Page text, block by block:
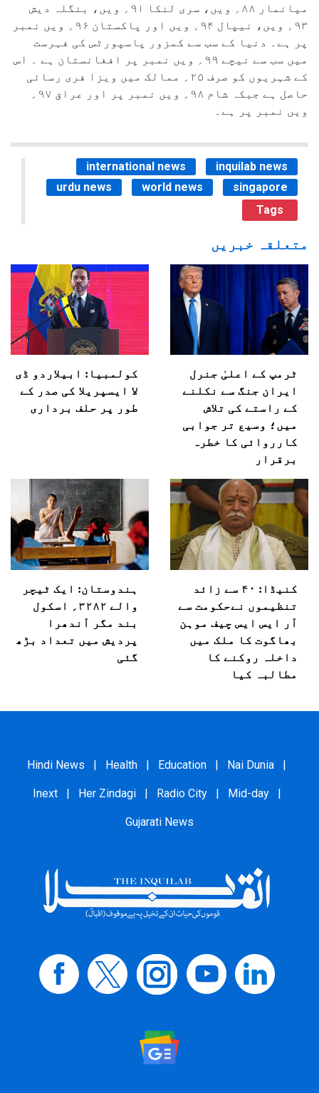
میانمار ۸۸؍ ویں، سری لنکا ۹۱؍ ویں، بنگلہ دیش
۹۳؍ ویں، نیپال ۹۴؍ ویں اور پاکستان ۹۶؍ ویں نمبر
پر ہے۔ دنیا کے سب سے کمزور پاسپورٹس کی فہرست
میں سب سے نیچے ۹۹؍ ویں نمبر پر افغانستان ہے ۔ اس
کے شہریوں کو صرف ۲۵؍ ممالک میں ویزا فری رسائی
ویں نمبر پر ہے۔
international news
inquilab news
urdu news
world news
singapore
Tags
متعلقہ خبریں
ٹرمپ کے اعلیٰ جنرل
ایران جنگ سے نکلنے
کے راستے کی تلاش
میں؛ وسیع تر جوابی
کارروائی کا خطرہ
برقرار
کولمبیا: ابیلاردو ڈی
لا ایسپریلا کی صدر کے
طور پر حلف برداری
کنیڈا: ۴۰ سے زائد
تنظیموں نےحکومت سے
آر ایس ایس چیف موہن
بھاگوت کا ملک میں
داخلہ روکنے کا
مطالبہ کیا
ہندوستان: ایک ٹیچر
والے ۳۲۸۲؍ اسکول
بند مگر آندھرا
پردیش میں تعداد بڑھ
گئی
Hindi News | Health | Education | Nai Dunia |
Inext | Her Zindagi | Radio City | Mid-day |
Gujarati News